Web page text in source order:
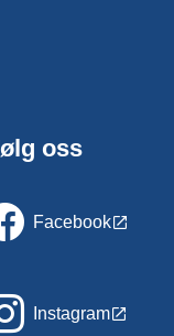
oss
Facebook
Instagram